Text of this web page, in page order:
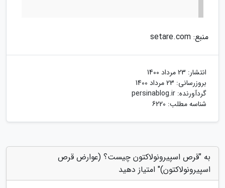
منبع: setare.com
انتشار: 23 مرداد 1400
بروزرسانی: 23 مرداد 1400
گردآورنده: persinablog.ir
شناسه مطلب: 6220
به "قرص اسپیرونولاکتون چیست؟ (عوارض قرص
اسپیرونولاکتون)" امتیاز دهید